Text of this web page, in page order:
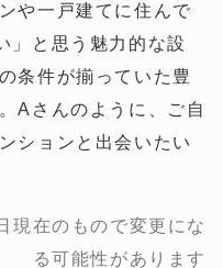
や一戸建てに住んで
」と思う魅力的な設
条件が揃っていた豊
Aさんのように、ご自
ションと出会いたい
現在のもので変更にな
る可能性があります